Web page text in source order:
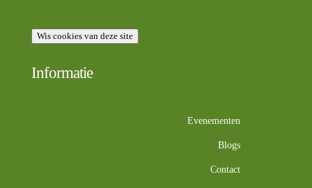
Wis cookies van deze site
Informatie
Evenementen
Blogs
Contact